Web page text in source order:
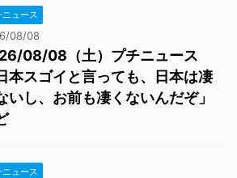
ニュース
08/08
08/08（土）プチニュース
本スゴイと言っても、日本は凄
いし、お前も凄くないんだぞ」
ニュース